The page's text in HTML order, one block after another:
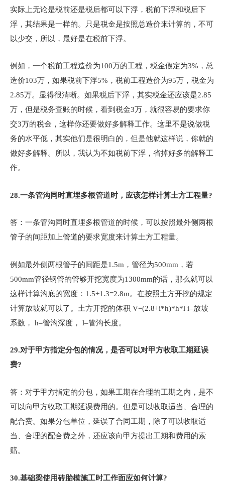
实际上无论是税前还是税后都可以下浮，税前下浮和税后下
浮，其结果是一样的。只是税金是按照总造价来计算的，不可
以少交，所以，最好是在税前下浮。
例如，一个税前工程造价为100万的工程，税金假定为3%，总
造价103万，如果税前下浮5%，税前工程造价为95万，税金为
2.85万。显得很清晰。如果税后下浮，其实税金还应该是2.85
万，但是税务查账的时候，看到税金3万，就很容易的要求你
交3万的税金，这样你还要做好多解释工作。这里不是说做税
务的水平低，其实他们是很明白的，但是他就这样说，你就的
做好多解释。所以，我认为不如税前下浮，省掉好多的解释工
作。
28.一条管沟同时直埋多根管道时，应该怎样计算土方工程量?
答：一条管沟同时直埋多根管道的时候，可以按照最外侧两根
管子的间距加上管道的要求宽度来计算土方工程量。
例如最外侧两根管子的间距是1.5m，管径为500mm，若
500mm管径钢管的管够开挖宽度为1300mm的话，那么就可以
这样计算沟底的宽度：1.5+1.3=2.8m。在按照土方开挖的规定
计算放坡就可以了。土方开挖的体积 V=(2.8+i*h)*h*l i–放坡
系数， h–管沟深度， l–管沟长度。
29.对于甲方指定分包的情况，是否可以对甲方收取工期延误
费?
答：对于甲方指定的分包，如果工期在合理的工期之内，是不
可以向甲方收取工期延误费用的。但是可以收取适当、合理的
配合费。如果分包单位，延误了合同工期，除了可以收取适
当、合理的配合费之外，还应该向甲方提出工期和费用的索
赔。
30.基础梁使用砖胎模施工时工作面应如何计算?